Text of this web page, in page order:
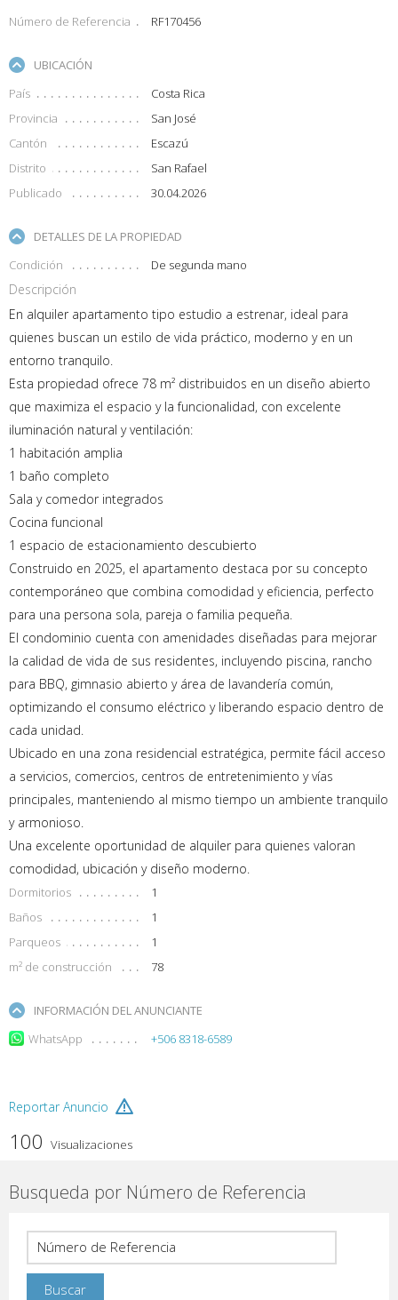
Número de Referencia RF170456
UBICACIÓN
País
Costa Rica
Provincia
San José
Cantón
Escazú
Distrito
San Rafael
Publicado
30.04.2026
DETALLES DE LA PROPIEDAD
Condición
De segunda mano
Descripción
En alquiler apartamento tipo estudio a estrenar, ideal para
quienes buscan un estilo de vida práctico, moderno y en un
entorno tranquilo.
Esta propiedad ofrece 78 m² distribuidos en un diseño abierto
que maximiza el espacio y la funcionalidad, con excelente
iluminación natural y ventilación:
1 habitación amplia
1 baño completo
Sala y comedor integrados
Cocina funcional
1 espacio de estacionamiento descubierto
Construido en 2025, el apartamento destaca por su concepto
contemporáneo que combina comodidad y eficiencia, perfecto
para una persona sola, pareja o familia pequeña.
El condominio cuenta con amenidades diseñadas para mejorar
la calidad de vida de sus residentes, incluyendo piscina, rancho
para BBQ, gimnasio abierto y área de lavandería común,
optimizando el consumo eléctrico y liberando espacio dentro de
cada unidad.
Ubicado en una zona residencial estratégica, permite fácil acceso
a servicios, comercios, centros de entretenimiento y vías
principales, manteniendo al mismo tiempo un ambiente tranquilo
y armonioso.
Una excelente oportunidad de alquiler para quienes valoran
comodidad, ubicación y diseño moderno.
Dormitorios
1
Baños
1
Parqueos
1
m² de construcción
78
INFORMACIÓN DEL ANUNCIANTE
WhatsApp
+506 8318-6589
Reportar Anuncio
100 Visualizaciones
Busqueda por Número de Referencia